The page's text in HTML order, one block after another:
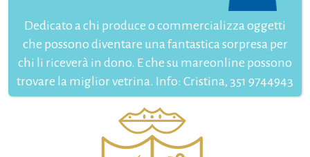
Dedicato a chi produce o commercializza oggetti
che possono diventare una fantastica sorpresa per
chi li riceverà in dono. E che su mareonline possono
trovare la miglior vetrina. Info: Cristina, 351 9744943